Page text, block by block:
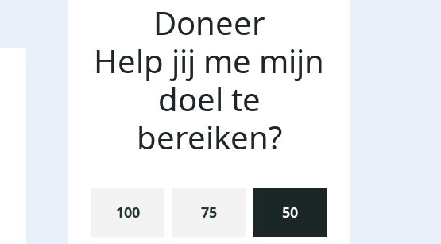
Doneer
Help jij me mijn
doel te
bereiken?
100 75 50